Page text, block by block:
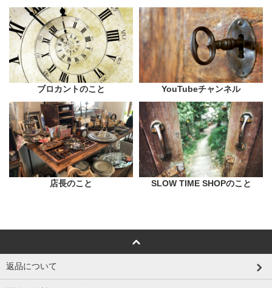
ブロカントのこと YouTubeチャンネル
店長のこと SLOW TIME SHOPのこと
返品について